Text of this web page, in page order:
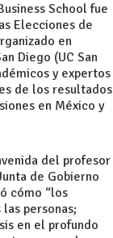
School fue
Elecciones de
en
Diego (UC San
y expertos
de los resultados
en México y
del profesor
de Gobierno
cómo “los
personas;
en el profundo